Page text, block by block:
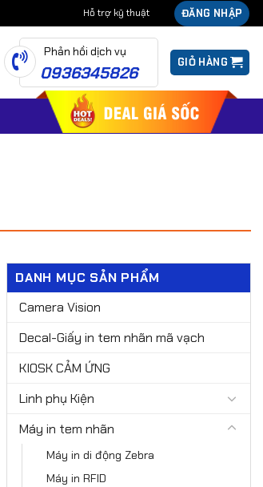
Hỗ trợ kỹ thuật ĐĂNG NHẬP
Phản hồi dịch vụ
0936345826
GIỎ HÀNG
DANH MỤC SẢN PHẨM
Camera Vision
Decal-Giấy in tem nhãn mã vạch
KIOSK CẢM ỨNG
Linh phụ Kiện
Máy in tem nhãn
Máy in di động Zebra
Máy in RFID